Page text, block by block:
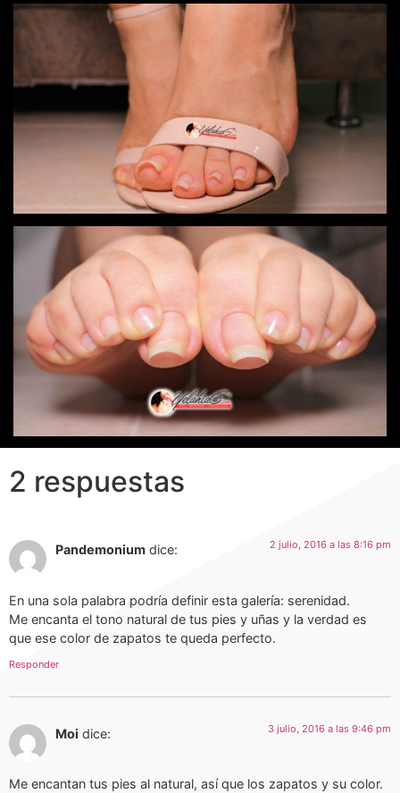
2 respuestas
Pandemonium dice: 2 julio, 2016 a las 8:16 pm
En una sola palabra podría definir esta galería: serenidad.
Me encanta el tono natural de tus pies y uñas y la verdad es
que ese color de zapatos te queda perfecto.
Responder
Moi dice: 3 julio, 2016 a las 9:46 pm
Me encantan tus pies al natural, así que los zapatos y su color.